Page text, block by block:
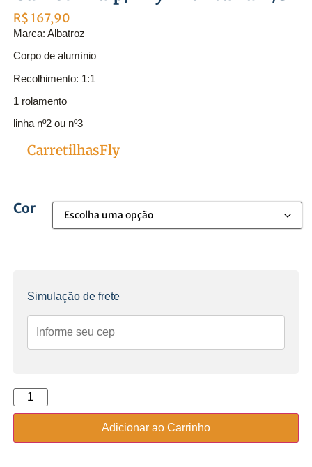
R$ 167,90
Marca: Albatroz
Corpo de alumínio
Recolhimento: 1:1
1 rolamento
linha nº2 ou nº3
CarretilhasFly
Cor
Simulação de frete
Adicionar ao Carrinho